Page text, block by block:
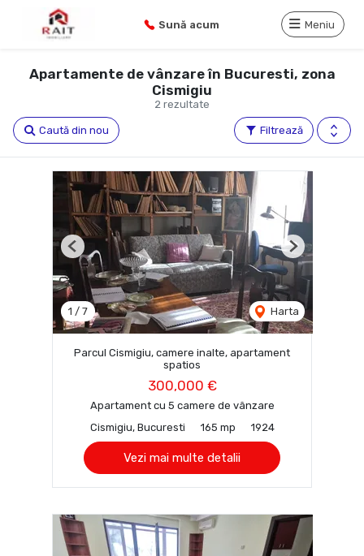
Sună acum Meniu
2 rezultate
Apartamente de vânzare în Bucuresti, zona
Cismigiu
Filtrează
Caută din nou
1 / 7 Harta
Previous Next
Parcul Cismigiu, camere inalte, apartament
spatios
300,000 €
Apartament cu 5 camere de vânzare
Cismigiu, Bucuresti
165 mp 1924
Vezi mai multe detalii